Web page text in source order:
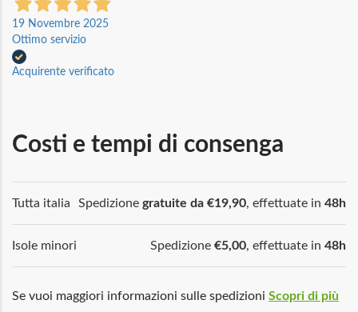
19 Novembre 2025
Ottimo servizio
Acquirente verificato
Costi e tempi di consenga
Tutta italia Spedizione gratuite da €19,90, effettuate in 48h
Isole minori Spedizione €5,00, effettuate in 48h
Se vuoi maggiori informazioni sulle spedizioni Scopri di più